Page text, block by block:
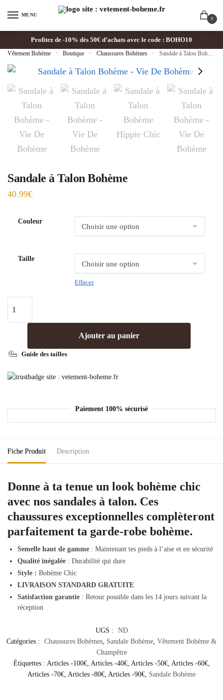
MENU
0
Profitez de -10% dès 50€ d’achats avec le code : BOHO10
Vêtement Bohème » Boutique » Chaussures Bohèmes » Sandale à Talon Bohème
Sandale à Talon Bohème
40.99€
Couleur
Taille
Effacer
Ajouter au panier
Guide des tailles
Paiement 100% sécurisé
Fiche Produit Description
Donne à ta tenue un look bohème chic
avec nos sandales à talon. Ces
chaussures exceptionnelles complèteront
parfaitement ta garde-robe bohème.
Semelle haut de gamme : Maintenant tes pieds à l’aise et en sécurité
Qualité inégalée : Durabilité qui dure
Style : Bohème Chic
LIVRAISON STANDARD GRATUITE
Satisfaction garantie : Retour possible dans les 14 jours suivant la
réception
UGS :
ND
Catégories :
Chaussures Bohèmes, Sandale Bohème, Vêtement Bohème &
Champêtre
Étiquettes : Articles -100€, Articles -40€, Articles -50€, Articles -60€,
Articles -70€, Articles -80€, Articles -90€, Sandale Bohème